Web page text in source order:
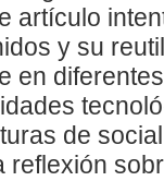
artículo
y su
en
de
reflexión